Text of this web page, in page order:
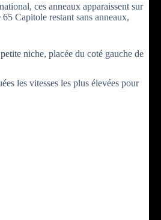
ces anneaux apparaissent sur
Capitole restant sans anneaux,
niche, placée du coté gauche de
les vitesses les plus élevées pour